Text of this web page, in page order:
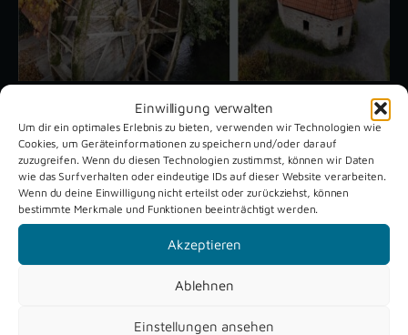
Einwilligung verwalten
Um dir ein optimales Erlebnis zu bieten, verwenden wir Technologien wie
Cookies, um Geräteinformationen zu speichern und/oder darauf
zuzugreifen. Wenn du diesen Technologien zustimmst, können wir Daten
wie das Surfverhalten oder eindeutige IDs auf dieser Website verarbeiten.
Wenn du deine Einwilligung nicht erteilst oder zurückziehst, können
bestimmte Merkmale und Funktionen beeinträchtigt werden.
Akzeptieren
Ablehnen
Einstellungen ansehen
Unsere aktuellen Reportagen
Schützenfest
Verne 2026
Dreckburg